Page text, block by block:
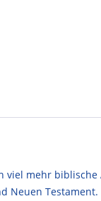
viel mehr
Neuen